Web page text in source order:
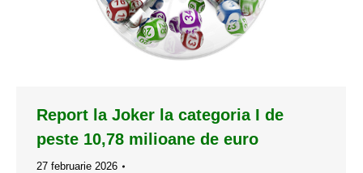
Report la Joker la categoria I de
peste 10,78 milioane de euro
27 februarie 2026